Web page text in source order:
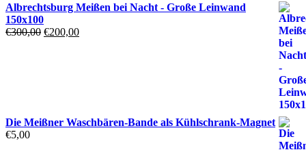
Albrechtsburg Meißen bei Nacht - Große Leinwand
150x100
€300,00 Ursprünglicher
€200,00Aktueller
Die Meißner Waschbären-Bande als Kühlschrank-Magnet
€5,00